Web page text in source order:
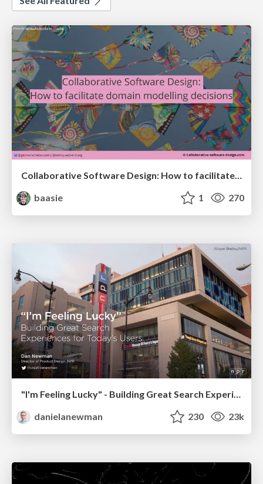
Collaborative Software Design: How to facilitate domain modelling decisions
baasie
1 270
"I'm Feeling Lucky" - Building Great Search Experiences for Today's Users (#IAC19)
danielanewman
230 23k